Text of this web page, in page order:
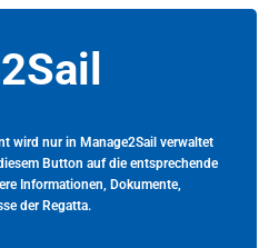
wird nur in Manage2Sail verwaltet
Button auf die entsprechende
Informationen, Dokumente,
der Regatta.